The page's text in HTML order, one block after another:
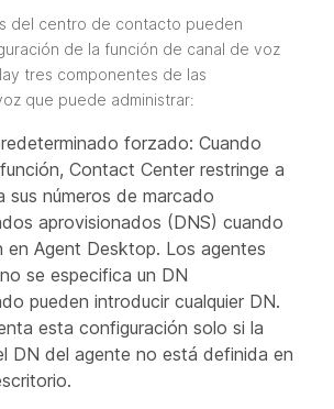
del centro de contacto pueden
de la función de canal de voz
tres componentes de las
que puede administrar:
forzado: Cuando
Contact Center restringe a
sus números de marcado
aprovisionados (DNS) cuando
en Agent Desktop. Los agentes
se especifica un DN
pueden introducir cualquier DN.
esta configuración solo si la
DN del agente no está definida en